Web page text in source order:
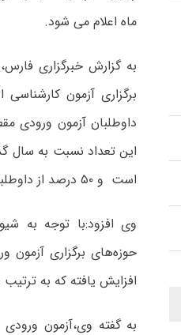
ماه اعلام می شود.
به گزارش خبرگزاری
است و ۵۰ درصد از داوطلبان زن و ۵۰ درصد داوطلبان مرد هستند.
وی افزود:با توجه به
افزایش یافته که به ترتیب عوامل